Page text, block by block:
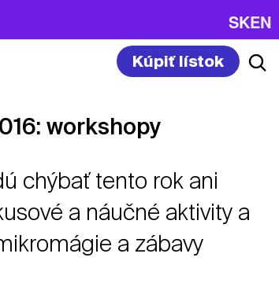
SKEN
Kúpiť lístok
workshopy
chýbať tento rok ani
a náučné aktivity a
a zábavy